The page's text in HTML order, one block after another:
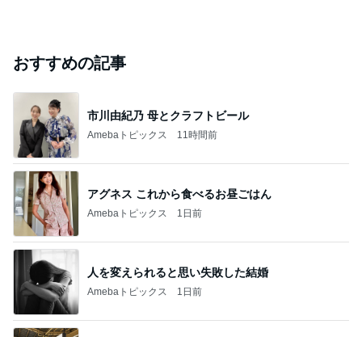
おすすめの記事
市川由紀乃 母とクラフトビール
Amebaトピックス 11時間前
アグネス これから食べるお昼ごはん
Amebaトピックス 1日前
人を変えられると思い失敗した結婚
Amebaトピックス 1日前